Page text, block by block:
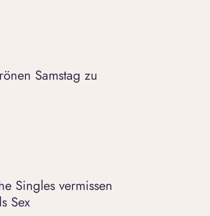
Samstag zu
Singles vermissen
Sex